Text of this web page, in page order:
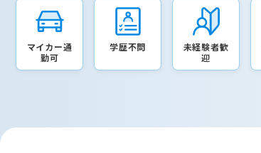
マイカー通
勤可
学歴不問
未経験者歓
迎